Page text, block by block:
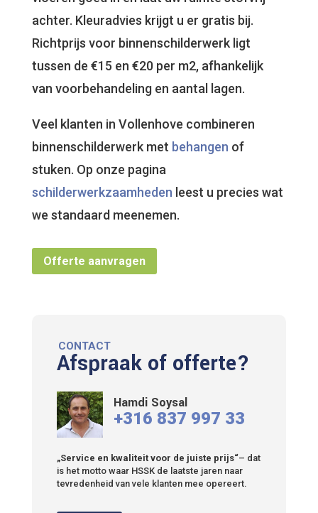
achter. Kleuradvies krijgt u er gratis bij.
Richtprijs voor binnenschilderwerk ligt
tussen de €15 en €20 per m2, afhankelijk
van voorbehandeling en aantal lagen.
Veel klanten in Vollenhove combineren
binnenschilderwerk met behangen of
stuken. Op onze pagina
schilderwerkzaamheden leest u precies wat
we standaard meenemen.
Offerte aanvragen
CONTACT
Afspraak of offerte?
Hamdi Soysal
+316 837 997 33
„Service en kwaliteit voor de juiste prijs“– dat
is het motto waar HSSK de laatste jaren naar
tevredenheid van vele klanten mee opereert.